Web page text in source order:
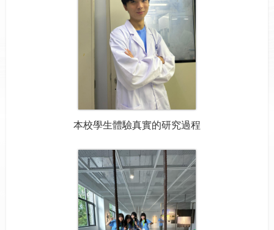
本校學生體驗真實的研究過程